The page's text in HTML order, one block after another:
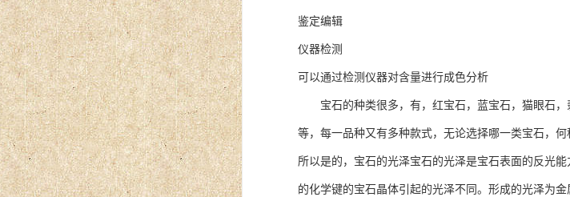
鉴定编辑
仪器检测
可以通过检测仪器对含量进行成色分析
宝石的种类很多，有，红宝石，蓝宝石，猫眼石，
等，每一品种又有多种款式，无论选择哪一类宝石，
所以是的，宝石的光泽宝石的光泽是宝石表面的反光
的化学键的宝石晶体引起的光泽不同。形成的光泽为